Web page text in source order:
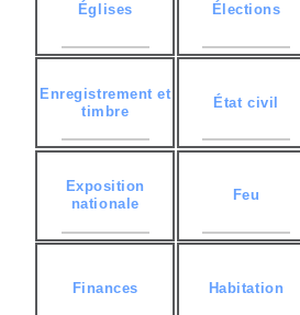
Églises Élections
Enregistrement et
timbre
État civil
Exposition
nationale
Feu
Finances Habitation